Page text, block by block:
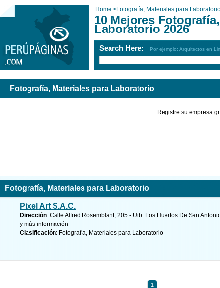
Home >Fotografía, Materiales para Laboratorio
10 Mejores
Laboratorio 2026
Search Here: Por ejemplo: Arquitectos en
Fotografía, Materiales para Laboratorio
Registre su empresa
Fotografía, Materiales para Laboratorio
Pixel Art S.A.C.
Dirección: Calle Alfred Rosemblant, 205 - Urb. Los Huertos De San
y más información
Clasificación: Fotografía, Materiales para Laboratorio
1